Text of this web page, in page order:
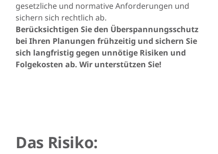
gesetzliche und normative Anforderungen und
sichern sich rechtlich ab.
Berücksichtigen Sie den Überspannungsschutz
bei Ihren Planungen frühzeitig und sichern Sie
sich langfristig gegen unnötige Risiken und
Folgekosten ab. Wir unterstützen Sie!
Das Risiko: